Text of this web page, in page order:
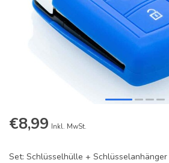
€8,99 Inkl. MwSt.
Set: Schlüsselhülle + Schlüsselanhänger